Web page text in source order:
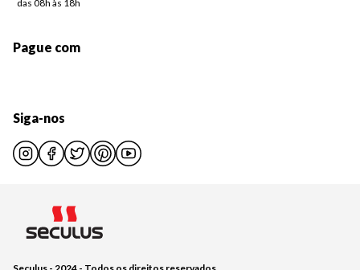
das 08h às 18h
Pague com
Siga-nos